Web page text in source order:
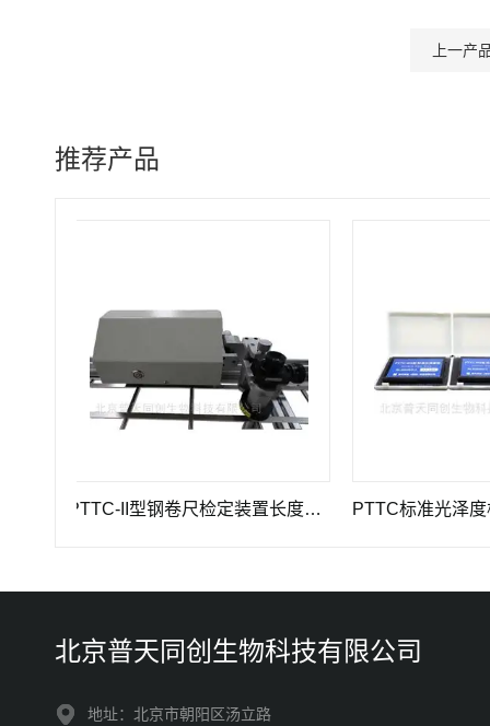
上一产
推荐产品
PTTC-II型钢卷尺检定装置长度计量仪器 PTTC标准光泽度板-光
北京普天同创生物科技有限公司
地址：北京市朝阳区汤立路